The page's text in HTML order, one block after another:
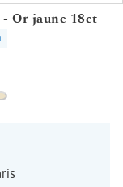
Or jaune 18ct